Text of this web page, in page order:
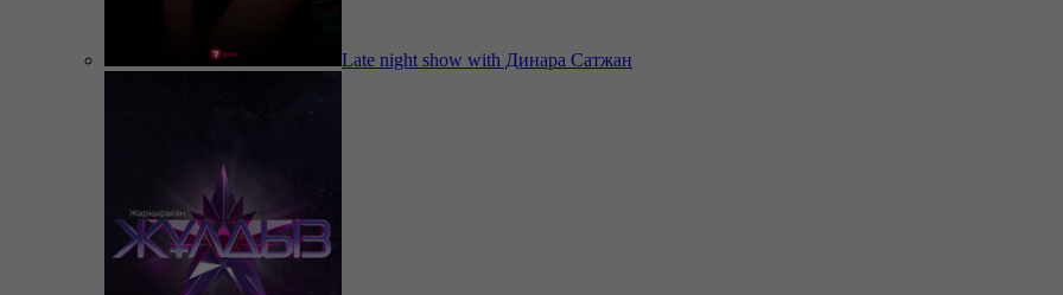
Late night show with Динара Сатжан